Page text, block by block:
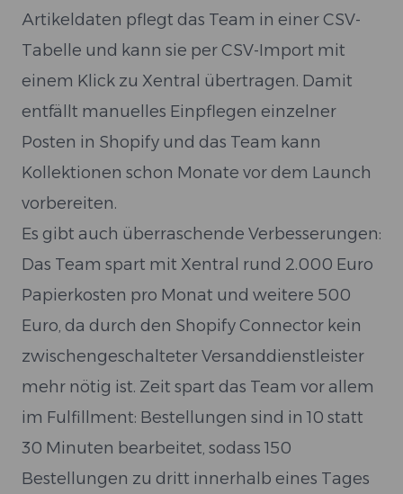
Artikeldaten pflegt das Team in einer CSV-
Tabelle und kann sie per CSV-Import mit
einem Klick zu Xentral übertragen. Damit
entfällt manuelles Einpflegen einzelner
Posten in Shopify und das Team kann
Kollektionen schon Monate vor dem Launch
vorbereiten.
Es gibt auch überraschende Verbesserungen:
Das Team spart mit Xentral rund 2.000 Euro
Papierkosten pro Monat und weitere 500
Euro, da durch den Shopify Connector kein
zwischengeschalteter Versanddienstleister
mehr nötig ist. Zeit spart das Team vor allem
im Fulfillment: Bestellungen sind in 10 statt
30 Minuten bearbeitet, sodass 150
Bestellungen zu dritt innerhalb eines Tages